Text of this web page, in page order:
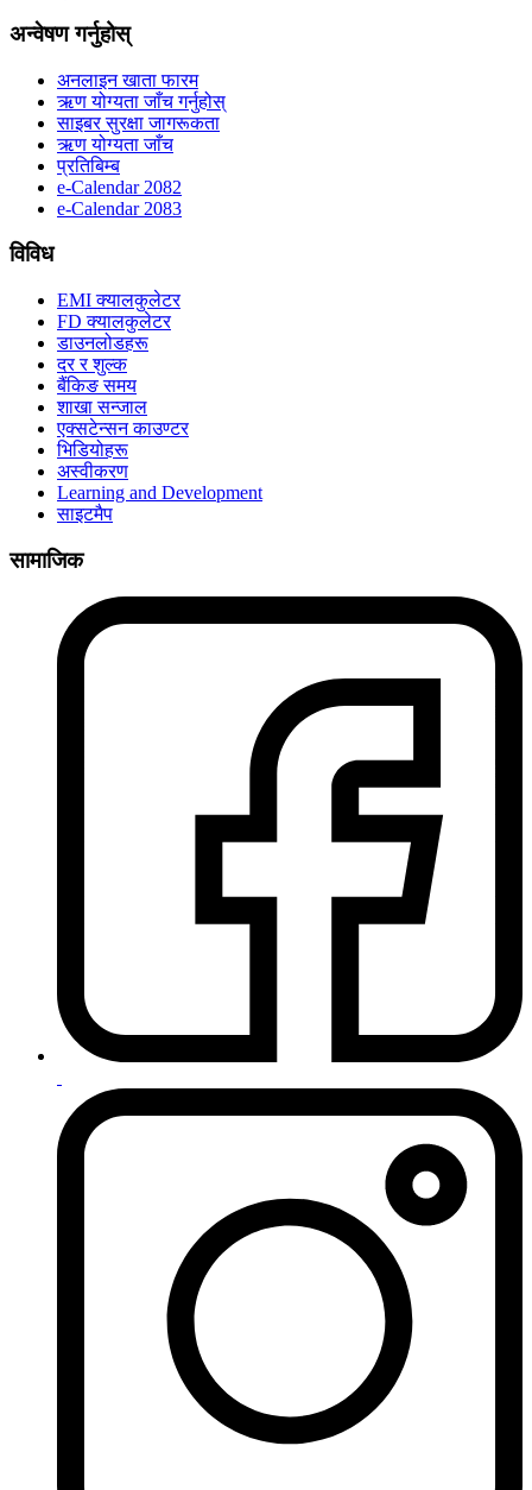
अन्वेषण गर्नुहोस्
अनलाइन खाता फारम
ऋण योग्यता जाँच गर्नुहोस्
साइबर सुरक्षा जागरूकता
ऋण योग्यता जाँच
प्रतिबिम्ब
e-Calendar 2082
e-Calendar 2083
विविध
EMI क्यालकुलेटर
FD क्यालकुलेटर
डाउनलोडहरू
दर र शुल्क
बैंकिङ समय
शाखा सन्जाल
एक्सटेन्सन काउण्टर
भिडियोहरू
अस्वीकरण
Learning and Development
साइटमैप
सामाजिक